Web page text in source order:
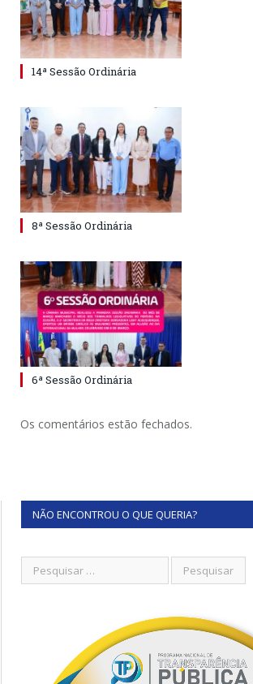
14ª Sessão Ordinária
8ª Sessão Ordinária
6ª Sessão Ordinária
Os comentários estão fechados.
NÃO ENCONTROU O QUE QUERIA?